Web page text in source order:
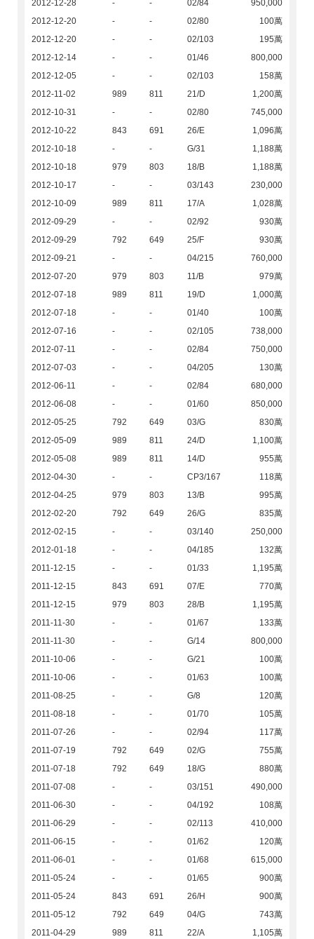
2012-12-28 - - 02/84
950,000
2012-12-20
- - 02/80
100萬
2012-12-20
- - 02/103
195萬
2012-12-14
- - 01/46
800,000
2012-12-05
- - 02/103
158萬
2012-11-02
989 811 21/D
1,200萬
2012-10-31
- - 02/80
745,000
2012-10-22
843 691 26/E
1,096萬
2012-10-18
- - G/31
1,188萬
2012-10-18
979 803 18/B
1,188萬
2012-10-17
- - 03/143
230,000
2012-10-09
989 811 17/A
1,028萬
2012-09-29
- - 02/92
930萬
2012-09-29
792 649 25/F
930萬
2012-09-21
- - 04/215
760,000
2012-07-20
979 803 11/B
979萬
2012-07-18
989 811 19/D
1,000萬
2012-07-18
- - 01/40
100萬
2012-07-16
- - 02/105
738,000
2012-07-11
- - 02/84
750,000
2012-07-03
- - 04/205
130萬
2012-06-11
- - 02/84
680,000
2012-06-08
- - 01/60
850,000
2012-05-25
792 649 03/G
830萬
2012-05-09
989 811 24/D
1,100萬
2012-05-08
989 811 14/D
955萬
2012-04-30
- - CP3/167
118萬
2012-04-25
979 803 13/B
995萬
2012-02-20
792 649 26/G
835萬
2012-02-15
- - 03/140
250,000
2012-01-18
- - 04/185
132萬
2011-12-15
- - 01/33
1,195萬
2011-12-15
843 691 07/E
770萬
2011-12-15
979 803 28/B
1,195萬
2011-11-30
- - 01/67
133萬
2011-11-30
- - G/14
800,000
2011-10-06
- - G/21
100萬
2011-10-06
- - 01/63
100萬
2011-08-25
- - G/8
120萬
2011-08-18
- - 01/70
105萬
2011-07-26
- - 02/94
117萬
2011-07-19
792 649 02/G
755萬
2011-07-18
792 649 18/G
880萬
2011-07-08
- - 03/151
490,000
2011-06-30
- - 04/192
108萬
2011-06-29
- - 02/113
410,000
2011-06-15
- - 01/62
120萬
2011-06-01
- - 01/68
615,000
2011-05-24
- - 01/65
900萬
2011-05-24
843 691 26/H
900萬
2011-05-12
792 649 04/G
743萬
2011-04-29
989 811 22/A
1,105萬